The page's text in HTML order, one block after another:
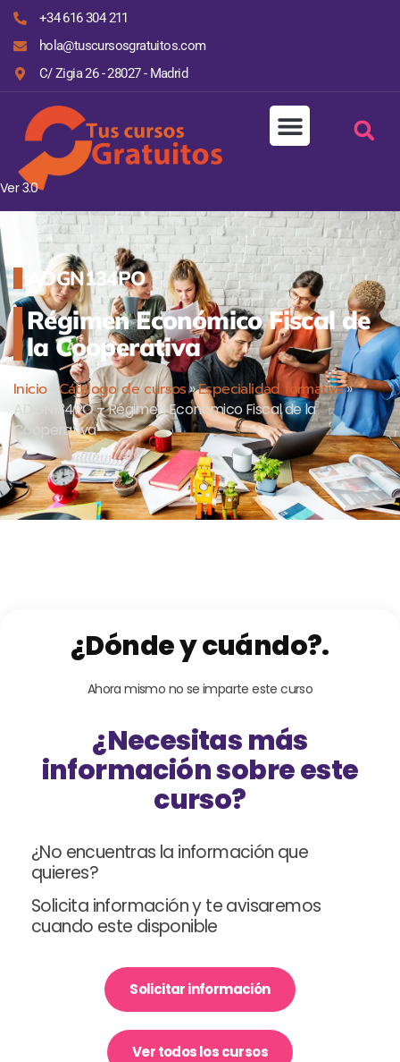
+34 616 304 211
hola@tuscursosgratuitos.com
C/ Zigia 26 - 28027 - Madrid
Ver 3.0
ADGN134PO
Régimen Económico Fiscal de
la Cooperativa
Inicio»Cátalogo de cursos»Especialidad formativa»
ADGN134PO – Régimen Económico Fiscal de la
Cooperativa
¿Dónde y cuándo?.
Ahora mismo no se imparte este curso
¿Necesitas más
información sobre este
curso?
¿No encuentras la información que
quieres?
Solicita información y te avisaremos
cuando este disponible
Solicitar información
Ver todos los cursos